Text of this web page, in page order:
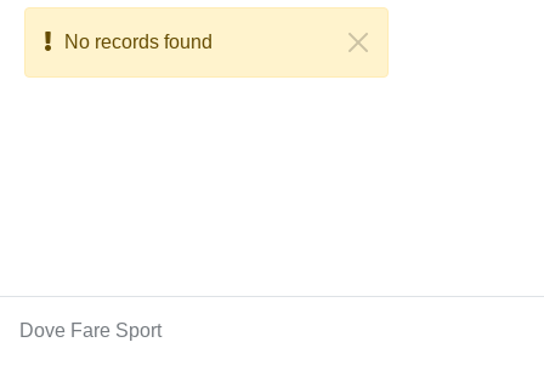
No records found
Dove Fare Sport